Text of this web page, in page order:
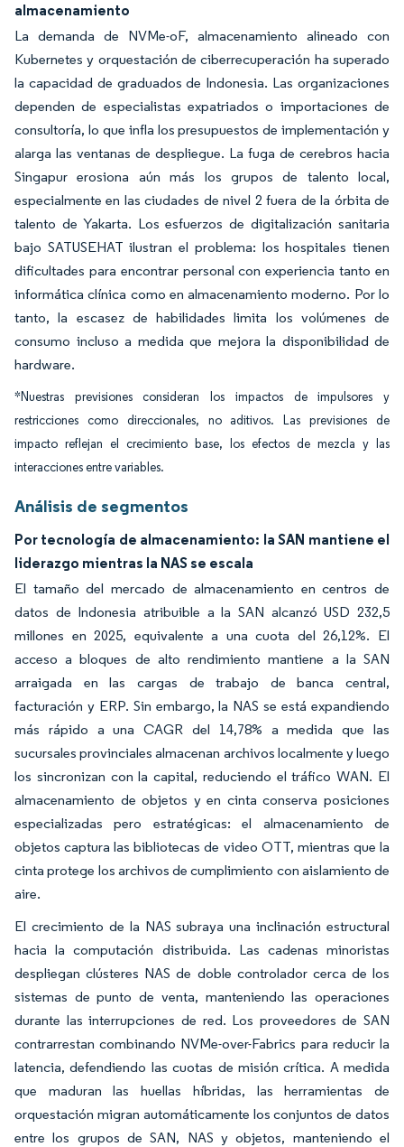
almacenamiento
La demanda de NVMe-oF, almacenamiento alineado con
Kubernetes y orquestación de ciberrecuperación ha superado
la capacidad de graduados de Indonesia. Las organizaciones
dependen de especialistas expatriados o importaciones de
consultoría, lo que infla los presupuestos de implementación y
alarga las ventanas de despliegue. La fuga de cerebros hacia
Singapur erosiona aún más los grupos de talento local,
especialmente en las ciudades de nivel 2 fuera de la órbita de
talento de Yakarta. Los esfuerzos de digitalización sanitaria
bajo SATUSEHAT ilustran el problema: los hospitales tienen
dificultades para encontrar personal con experiencia tanto en
informática clínica como en almacenamiento moderno. Por lo
tanto, la escasez de habilidades limita los volúmenes de
consumo incluso a medida que mejora la disponibilidad de
hardware.
*Nuestras previsiones consideran los impactos de impulsores y
restricciones como direccionales, no aditivos. Las previsiones de
impacto reflejan el crecimiento base, los efectos de mezcla y las
interacciones entre variables.
Análisis de segmentos
Por tecnología de almacenamiento: la SAN mantiene el
liderazgo mientras la NAS se escala
El tamaño del mercado de almacenamiento en centros de
datos de Indonesia atribuible a la SAN alcanzó USD 232,5
millones en 2025, equivalente a una cuota del 26,12%. El
acceso a bloques de alto rendimiento mantiene a la SAN
arraigada en las cargas de trabajo de banca central,
facturación y ERP. Sin embargo, la NAS se está expandiendo
más rápido a una CAGR del 14,78% a medida que las
sucursales provinciales almacenan archivos localmente y luego
los sincronizan con la capital, reduciendo el tráfico WAN. El
almacenamiento de objetos y en cinta conserva posiciones
especializadas pero estratégicas: el almacenamiento de
objetos captura las bibliotecas de video OTT, mientras que la
cinta protege los archivos de cumplimiento con aislamiento de
aire.
El crecimiento de la NAS subraya una inclinación estructural
hacia la computación distribuida. Las cadenas minoristas
despliegan clústeres NAS de doble controlador cerca de los
sistemas de punto de venta, manteniendo las operaciones
durante las interrupciones de red. Los proveedores de SAN
contrarrestan combinando NVMe-over-Fabrics para reducir la
latencia, defendiendo las cuotas de misión crítica. A medida
que maduran las huellas híbridas, las herramientas de
orquestación migran automáticamente los conjuntos de datos
entre los grupos de SAN, NAS y objetos, manteniendo el